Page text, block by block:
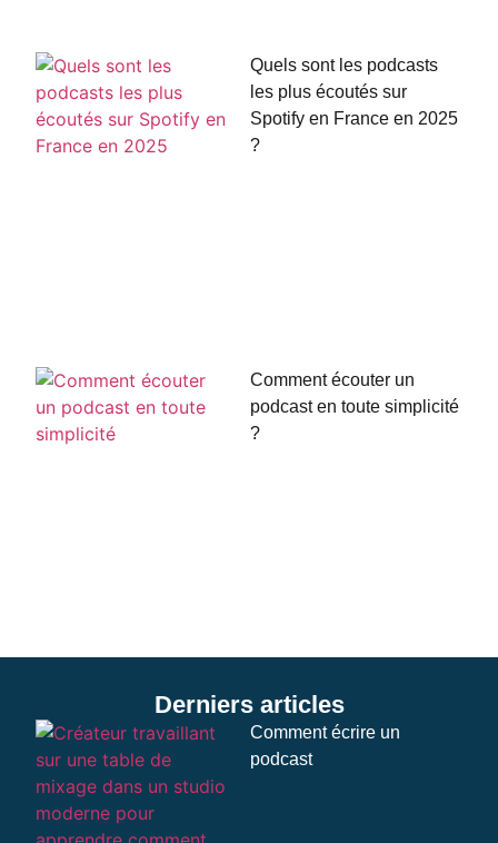
Quels sont les podcasts
les plus écoutés sur
Spotify en France en 2025
?
Comment écouter un
podcast en toute simplicité
?
Derniers articles
Comment écrire un
podcast